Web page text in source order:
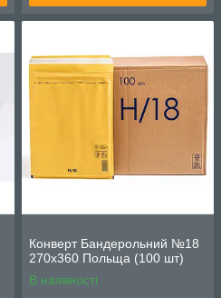
Конверт Бандерольний №18
270х360 Польща (100 шт)
В наявності